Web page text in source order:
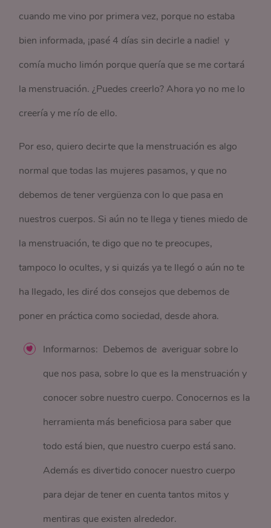
cuando me vino por primera vez, porque no estaba
bien informada, ¡pasé 4 días sin decirle a nadie! y
comía mucho limón porque quería que se me cortará
la menstruación. ¿Puedes creerlo? Ahora yo no me lo
creería y me río de ello.
Por eso, quiero decirte que la menstruación es algo
normal que todas las mujeres pasamos, y que no
debemos de tener vergüenza con lo que pasa en
nuestros cuerpos. Si aún no te llega y tienes miedo de
la menstruación, te digo que no te preocupes,
tampoco lo ocultes, y si quizás ya te llegó o aún no te
ha llegado, les diré dos consejos que debemos de
poner en práctica como sociedad, desde ahora.
Informarnos: Debemos de averiguar sobre lo
que nos pasa, sobre lo que es la menstruación y
conocer sobre nuestro cuerpo. Conocernos es la
herramienta más beneficiosa para saber que
todo está bien, que nuestro cuerpo está sano.
Además es divertido conocer nuestro cuerpo
para dejar de tener en cuenta tantos mitos y
mentiras que existen alrededor.